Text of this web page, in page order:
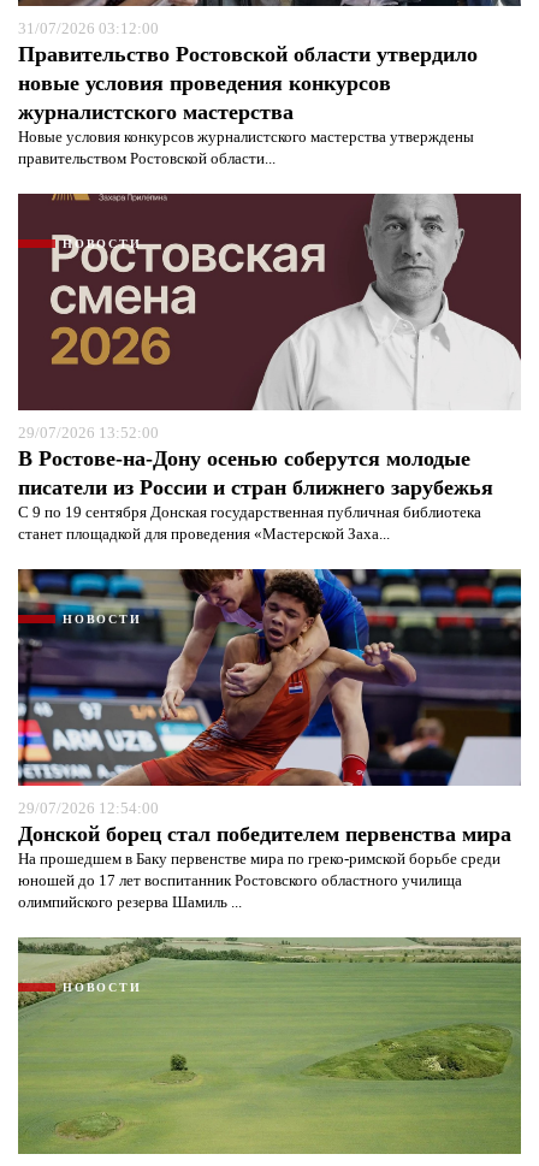
31/07/2026 03:12:00
Правительство Ростовской области утвердило
новые условия проведения конкурсов
журналистского мастерства
Новые условия конкурсов журналистского мастерства утверждены
правительством Ростовской области...
НОВОСТИ
29/07/2026 13:52:00
В Ростове-на-Дону осенью соберутся молодые
писатели из России и стран ближнего зарубежья
С 9 по 19 сентября Донская государственная публичная библиотека
станет площадкой для проведения «Мастерской Заха...
НОВОСТИ
29/07/2026 12:54:00
Донской борец стал победителем первенства мира
На прошедшем в Баку первенстве мира по греко-римской борьбе среди
юношей до 17 лет воспитанник Ростовского областного училища
олимпийского резерва Шамиль ...
НОВОСТИ
Я согласен сполитикой конфиденциальности и
защиты информации*
Я согласен сполитикой конфиденциальности и
защиты информации*